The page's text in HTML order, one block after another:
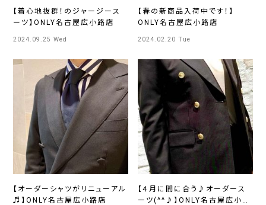
【着心地抜群！のジャージース
ーツ】ONLY名古屋広小路店
2024.09.25 Wed
【春の新商品入荷中です！】
ONLY名古屋広小路店
2024.02.20 Tue
【オーダーシャツがリニューアル
♬】ONLY名古屋広小路店
【４月に間に合う♪オーダース
ーツ(^^♪】ONLY名古屋広小路